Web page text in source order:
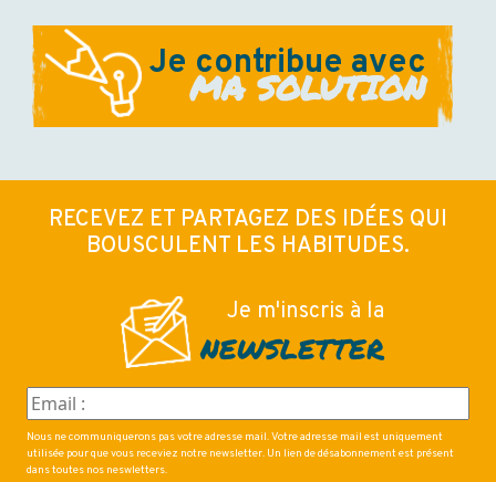
Je contribue avec
MA SOLUTION
RECEVEZ ET PARTAGEZ DES IDÉES QUI
BOUSCULENT LES HABITUDES.
Je m'inscris à la
NEWSLETTER
Nous ne communiquerons pas votre adresse mail. Votre adresse mail est uniquement
utilisée pour que vous receviez notre newsletter. Un lien de désabonnement est présent
dans toutes nos neswletters.